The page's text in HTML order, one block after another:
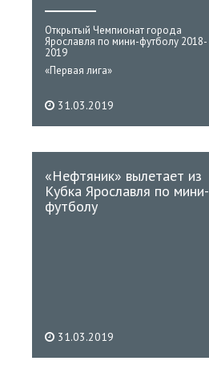
Открытый Чемпионат города
Ярославля по мини-футболу 2018-
2019
«Первая лига»
31.03.2019
«Нефтяник» вылетает из
Кубка Ярославля по мини-
футболу
31.03.2019